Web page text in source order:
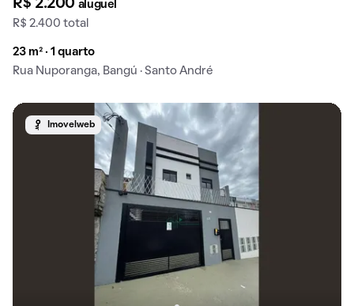
R$ 2.200 aluguel
R$ 2.400 total
23 m² · 1 quarto
Rua Nuporanga, Bangú · Santo André
Imovelweb